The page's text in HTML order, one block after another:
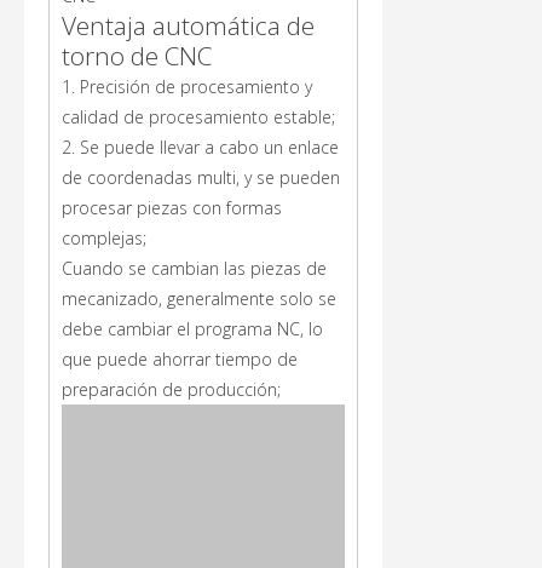
Ventaja automática de
torno de CNC
1. Precisión de procesamiento y
calidad de procesamiento estable;
2. Se puede llevar a cabo un enlace
de coordenadas multi, y se pueden
procesar piezas con formas
complejas;
Cuando se cambian las piezas de
mecanizado, generalmente solo se
debe cambiar el programa NC, lo
que puede ahorrar tiempo de
preparación de producción;